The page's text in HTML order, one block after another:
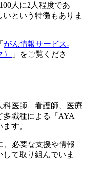
人に2人程度であ
という特徴もありま
がん情報サービス-
」をご覧くださ
科医師、看護師、医療
多職種による「AYA
す。
、必要な支援や情報
て取り組んでいま